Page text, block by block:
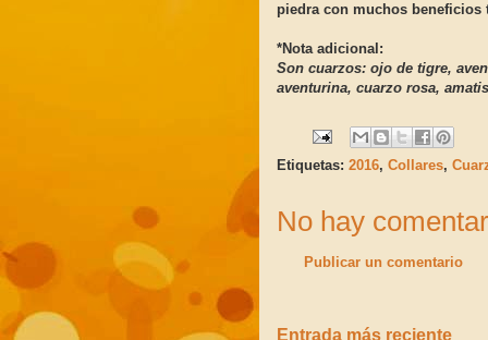
piedra con muchos beneficios
*Nota adicional:
Son cuarzos: ojo de tigre,
aventurina, cuarzo rosa,
Etiquetas: 2016, Collares,
No hay
Publicar un comentario
Entrada más reciente